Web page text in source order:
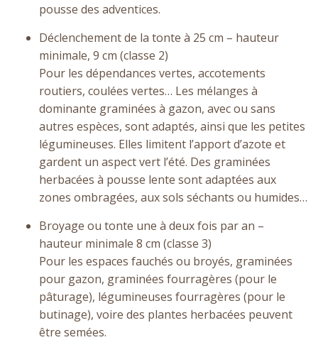
pousse des adventices.
Déclenchement de la tonte à 25 cm – hauteur
minimale, 9 cm (classe 2)
Pour les dépendances vertes, accotements
routiers, coulées vertes… Les mélanges à
dominante graminées à gazon, avec ou sans
autres espèces, sont adaptés, ainsi que les petites
légumineuses. Elles limitent l’apport d’azote et
gardent un aspect vert l’été. Des graminées
herbacées à pousse lente sont adaptées aux
zones ombragées, aux sols séchants ou humides…
Broyage ou tonte une à deux fois par an –
hauteur minimale 8 cm (classe 3)
Pour les espaces fauchés ou broyés, graminées
pour gazon, graminées fourragères (pour le
pâturage), légumineuses fourragères (pour le
butinage), voire des plantes herbacées peuvent
être semées.